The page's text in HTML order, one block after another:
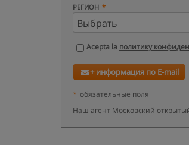
РЕГИОН
Acepta la политику
+ информация по E-mail
* обязательные поля
Наш агент Московский